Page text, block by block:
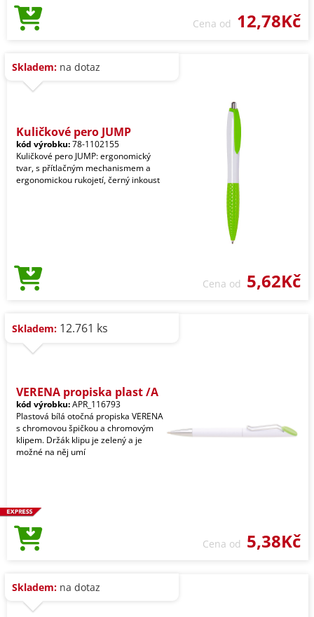
Cena od 12,78Kč
Skladem: na dotaz
Kuličkové pero JUMP
kód výrobku:78-1102155
Kuličkové pero JUMP: ergonomický
tvar, s přítlačným mechanismem a
ergonomickou rukojetí, černý inkoust
Cena od 5,62Kč
Skladem: 12.761 ks
VERENA propiska plast /A
kód výrobku:APR_116793
Plastová bílá otočná propiska VERENA
s chromovou špičkou a chromovým
klipem. Držák klipu je zelený a je
možné na něj umí
Cena od 5,38Kč
Skladem: na dotaz